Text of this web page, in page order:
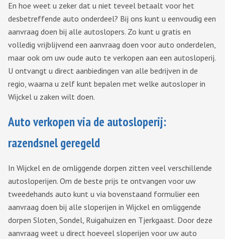
En hoe weet u zeker dat u niet teveel betaalt voor het
desbetreffende auto onderdeel? Bij ons kunt u eenvoudig een
aanvraag doen bij alle autoslopers. Zo kunt u gratis en
volledig vrijblijvend een aanvraag doen voor auto onderdelen,
maar ook om uw oude auto te verkopen aan een autosloperij.
U ontvangt u direct aanbiedingen van alle bedrijven in de
regio, waarna u zelf kunt bepalen met welke autosloper in
Wijckel u zaken wilt doen.
Auto verkopen via de autosloperij:
razendsnel geregeld
In Wijckel en de omliggende dorpen zitten veel verschillende
autosloperijen. Om de beste prijs te ontvangen voor uw
tweedehands auto kunt u via bovenstaand formulier een
aanvraag doen bij alle sloperijen in Wijckel en omliggende
dorpen Sloten, Sondel, Ruigahuizen en Tjerkgaast. Door deze
aanvraag weet u direct hoeveel sloperijen voor uw auto